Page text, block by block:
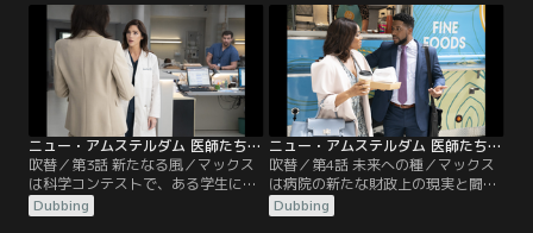
を求める。ブルームは救急科に新し
いレジデントたちを迎え微妙な職場
関係をスタート。レイノルズはバプ
ティスト医師と彼の妻リン・マルヴ
ォ医師との間に挟まれ、気まずい立
場に立たされる。
度なダメ出しをしてレジデントたち
を遠ざけてしまう。
ニュー・アムステルダム 医師たちのカルテ シーズン4 第03話／吹替
吹替／第3話 新たなる風／マックス
は科学コンテストで、ある学生に助
言をするが、彼女の素晴らしい発明
が法的問題に発展してしまう。ブル
Dubbing
ニュー・アムステルダム 医師たちのカルテ シーズン4 第04話／吹替
吹替／第4話 未来への種／マックス
は病院の新たな財政上の現実と闘
う。シャープ医師は手遅れになる前
に患者たちにがん検診の再検査を受
Dubbing